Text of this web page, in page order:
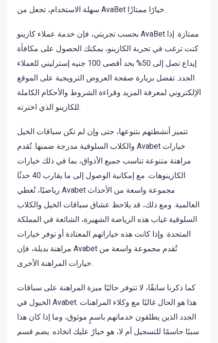
سهلة الاستخدام، تجعل من AvaBet خيارًا ممتازًا.
بحسب تجربتي، فإن خدمة عملاء كازينو AvaBet ممتازة. إذا
كنت ترغب في تجربة الكازينو، يمكنك الحصول على مكافأة
إيداع تصل إلى 50% بحد أقصى 100 جنيه إسترليني للعملاء
الجدد. تفضل بزيارة صفحة العروض الترويجية على الموقع
الإلكتروني لمعرفة المزيد وقراءة الشروط والأحكام الكاملة
للكازينو الذي اخترته.
تتميز أنشطتهم بتنوعها، حتى وإن لم تكن سباقات الخيل
والكلاب السلوقية مدرجة ضمنها. تُقدم Avabet خيارات
مراهنة متنوعة تناسب جميع الأذواق، بما في ذلك خيارات
الكازينوهات. مع إمكانية الوصول إلى ما يقارب 40 حدثًا
رياضيًا، تُغطي Avabet مجموعة واسعة من الأحداث
العالمية. ومع ذلك، قد يلاحظ عشاق سباقات الخيل والكلاب
السلوقية غياب هذه الرياضة الشهيرة، الشائعة في المملكة
المتحدة. وإذا كانت هذه خياراتهم المعتادة أو توفر خيارات
مراهنة بديلة، فإن Avabet تُقدم مجموعة واسعة من
خيارات المراهنة الأخرى.
كما ذكرنا سابقًا، لا تتوفر حاليًا ميزة المراهنة على سباقات
الخيول في Avabet. هذا هو الحال غالبًا مع وكلاء المراهنات
الجدد الذين يطلقون خدماتهم باسمٍ موثوق، وما إذا كان هذا
سببًا حاسمًا للتسجيل أم لا، هو خيارٌ عليك اتخاذه. يضم قسم